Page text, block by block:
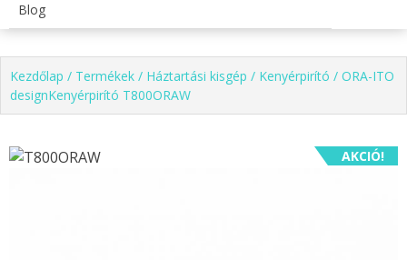
Blog
Kezdőlap / Termékek / Háztartási kisgép / Kenyérpirító / ORA-ITO
designKenyérpirító T800ORAW
AKCIÓ!